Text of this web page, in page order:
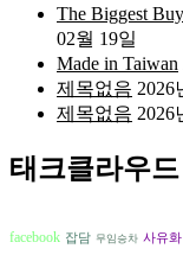
The Biggest
02월 19일
Made in Taiwan
제목없음 2026
제목없음 2026
태크클라우드
facebook 잡담 무임승차 사유화